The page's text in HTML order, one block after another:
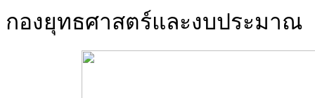
กองยุทธศาสตร์และงบประมาณ